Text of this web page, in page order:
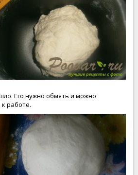
Его нужно обмять и можно
работе.